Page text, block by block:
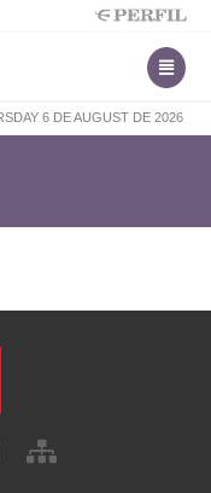
6 DE AUGUST DE 2026